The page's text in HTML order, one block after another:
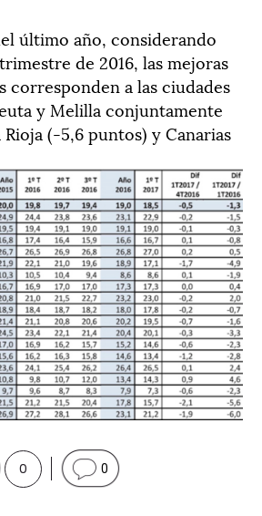
último año, considerando
de 2016, las mejoras
corresponden a las ciudades
y Melilla conjuntamente
(-5,6 puntos) y Canarias
0 0